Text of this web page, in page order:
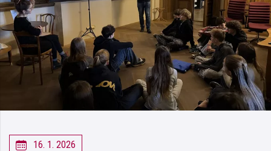
16. 1. 2026